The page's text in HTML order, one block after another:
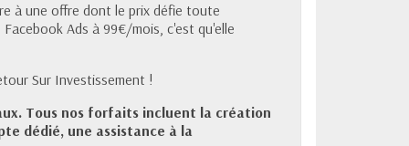
à une offre dont le prix défie toute
Ads à 99€/mois, c'est qu'elle
Sur Investissement !
Tous nos forfaits incluent la création
dédié, une assistance à la